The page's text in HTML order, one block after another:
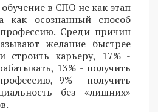
в СПО не как этап
осознанный способ
Среди причин
желание быстрее
строить карьеру, 17% -
13% - получить
9% - получить
без «лишних»